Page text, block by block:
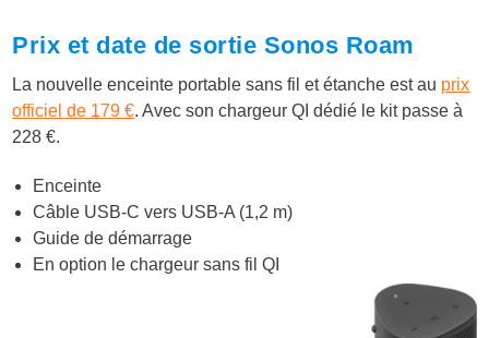
Prix et date de sortie Sonos Roam
La nouvelle enceinte portable sans fil et étanche est au prix
officiel de 179 €. Avec son chargeur QI dédié le kit passe à
228 €.
Enceinte
Câble USB-C vers USB-A (1,2 m)
Guide de démarrage
En option le chargeur sans fil QI